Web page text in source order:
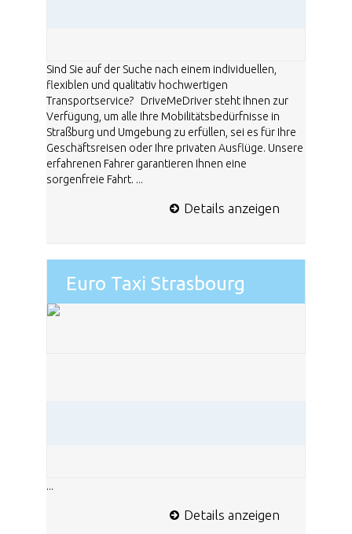
Sind Sie auf der Suche nach einem individuellen,
flexiblen und qualitativ hochwertigen
Transportservice? DriveMeDriver steht Ihnen zur
Verfügung, um alle Ihre Mobilitätsbedürfnisse in
Straßburg und Umgebung zu erfüllen, sei es für Ihre
Geschäftsreisen oder Ihre privaten Ausflüge. Unsere
erfahrenen Fahrer garantieren Ihnen eine
sorgenfreie Fahrt. ...
Details anzeigen
Euro Taxi Strasbourg
...
Details anzeigen